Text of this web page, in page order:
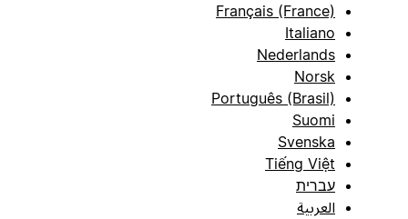
Français (France)
Italiano
Nederlands
Norsk
Português (Brasil)
Suomi
Svenska
Tiếng Việt
עברית
العربية